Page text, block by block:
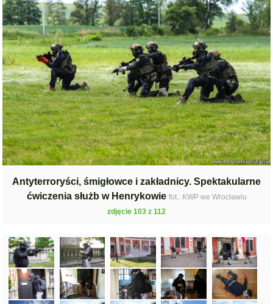
Antyterroryści, śmigłowce i zakładnicy. Spektakularne
ćwiczenia służb w Henrykowie fot.: KWP we Wrocławiu
zdjęcie 103 z 112